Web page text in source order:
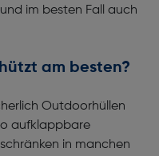
im besten Fall auch
am besten?
Outdoorhüllen
aufklappbare
in manchen